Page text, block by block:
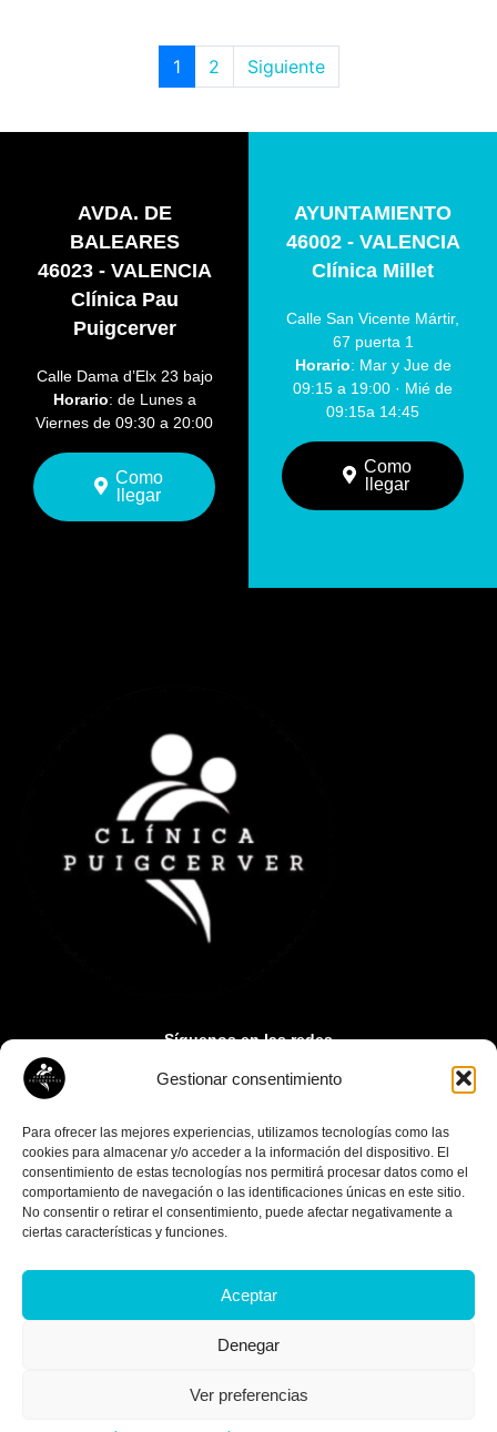
Gestionar consentimiento
Para ofrecer las mejores experiencias, utilizamos tecnologías como las
cookies para almacenar y/o acceder a la información del dispositivo. El
consentimiento de estas tecnologías nos permitirá procesar datos como el
comportamiento de navegación o las identificaciones únicas en este sitio.
No consentir o retirar el consentimiento, puede afectar negativamente a
ciertas características y funciones.
Aceptar
Denegar
Ver preferencias
1 2 Siguiente
AVDA. DE
BALEARES
46023 - VALENCIA
Clínica Pau
Puigcerver
Calle Dama d’Elx 23 bajo
Horario: de Lunes a
Viernes de 09:30 a 20:00
Como
llegar
AYUNTAMIENTO
46002 - VALENCIA
Clínica Millet
Calle San Vicente Mártir,
67 puerta 1
Horario: Mar y Jue de
09:15 a 19:00 · Mié de
09:15a 14:45
Como
llegar
Síguenos en las redes
© Copyright 2026 Clínica Puigcerver